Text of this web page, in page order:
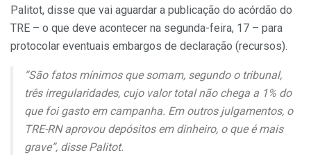
Palitot, disse que vai aguardar a publicação do acórdão do
TRE – o que deve acontecer na segunda-feira, 17 – para
protocolar eventuais embargos de declaração (recursos).
“São fatos mínimos que somam, segundo o tribunal,
três irregularidades, cujo valor total não chega a 1% do
que foi gasto em campanha. Em outros julgamentos, o
TRE-RN aprovou depósitos em dinheiro, o que é mais
grave”, disse Palitot.